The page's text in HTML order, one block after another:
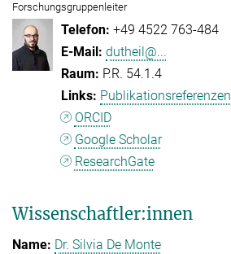
Forschungsgruppenleiter
+49 4522 763-484
dutheil@...
P.R. 54.1.4
Publikationsreferenzen
ORCID
Google Scholar
ResearchGate
Wissenschaftler:innen
Dr. Silvia De Monte